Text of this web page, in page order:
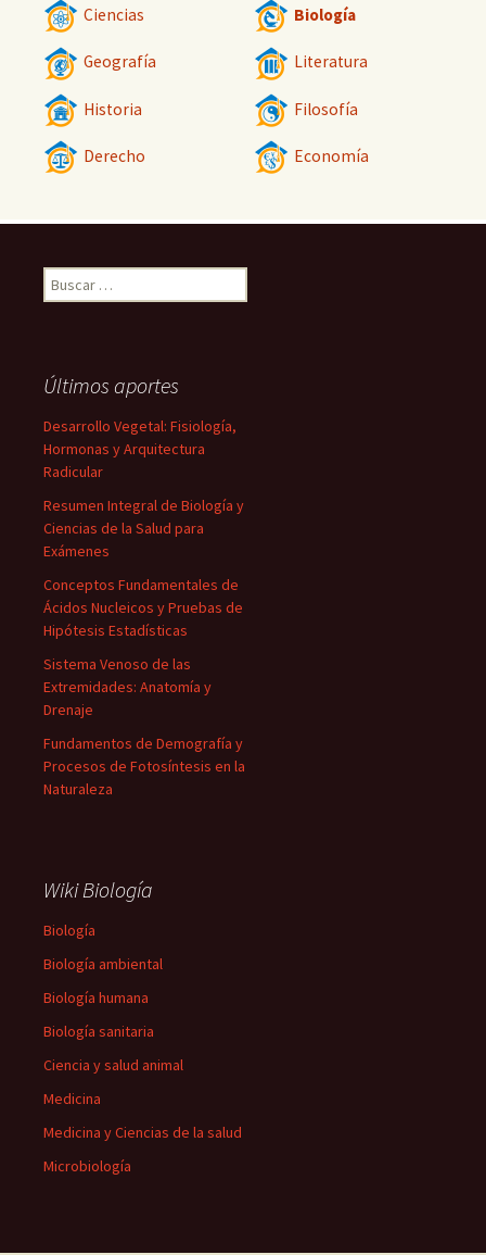
Ciencias Biología
Geografía Literatura
Historia Filosofía
Derecho Economía
Buscar:
Últimos aportes
Desarrollo Vegetal: Fisiología,
Hormonas y Arquitectura
Radicular
Resumen Integral de Biología y
Ciencias de la Salud para
Exámenes
Conceptos Fundamentales de
Ácidos Nucleicos y Pruebas de
Hipótesis Estadísticas
Sistema Venoso de las
Extremidades: Anatomía y
Drenaje
Fundamentos de Demografía y
Procesos de Fotosíntesis en la
Naturaleza
Wiki Biología
Biología
Biología ambiental
Biología humana
Biología sanitaria
Ciencia y salud animal
Medicina
Medicina y Ciencias de la salud
Microbiología